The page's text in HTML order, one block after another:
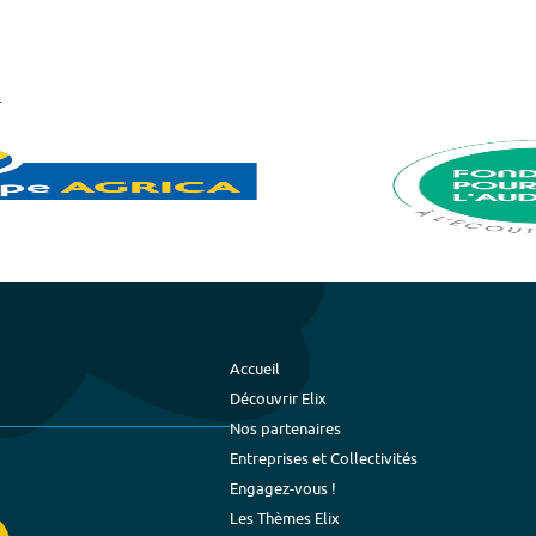
Accueil
Découvrir Elix
Nos partenaires
Entreprises et Collectivités
Engagez-vous !
Les Thèmes Elix